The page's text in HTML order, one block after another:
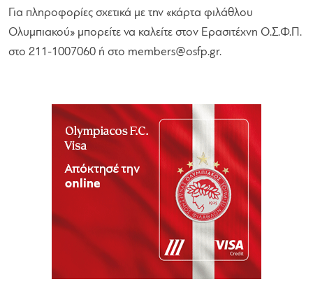
Για πληροφορίες σχετικά με την «κάρτα φιλάθλου
Ολυμπιακού» μπορείτε να καλείτε στον Ερασιτέχνη Ο.Σ.Φ.Π.
στο 211-1007060 ή στο members@osfp.gr.